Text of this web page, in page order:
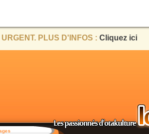
PLUS D'INFOS : Cliquez ici